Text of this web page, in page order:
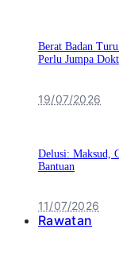
Berat Badan
Perlu Jumpa
19/07/2026
Delusi: Maksud,
Bantuan
11/07/2026
Rawatan